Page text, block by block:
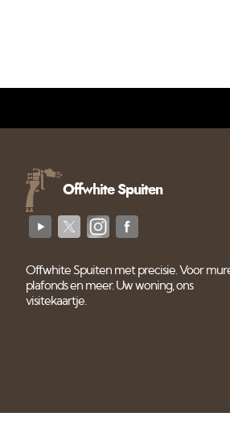
Offwhite Spuiten
Offwhite Spuiten met precisie. Voor
plafonds en meer. Uw woning, ons
visitekaartje.